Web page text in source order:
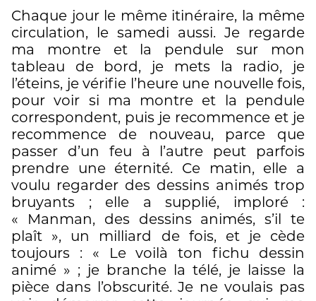
Chaque jour le même itinéraire, la même
circulation, le samedi aussi. Je regarde
ma montre et la pendule sur mon
tableau de bord, je mets la radio, je
l’éteins, je vérifie l’heure une nouvelle fois,
pour voir si ma montre et la pendule
correspondent, puis je recommence et je
recommence de nouveau, parce que
passer d’un feu à l’autre peut parfois
prendre une éternité. Ce matin, elle a
voulu regarder des dessins animés trop
bruyants ; elle a supplié, imploré :
« Manman, des dessins animés, s’il te
plaît », un milliard de fois, et je cède
toujours : « Le voilà ton fichu dessin
animé » ; je branche la télé, je laisse la
pièce dans l’obscurité. Je ne voulais pas